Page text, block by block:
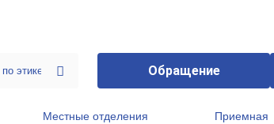
Обращение
Местные отделения Приемная